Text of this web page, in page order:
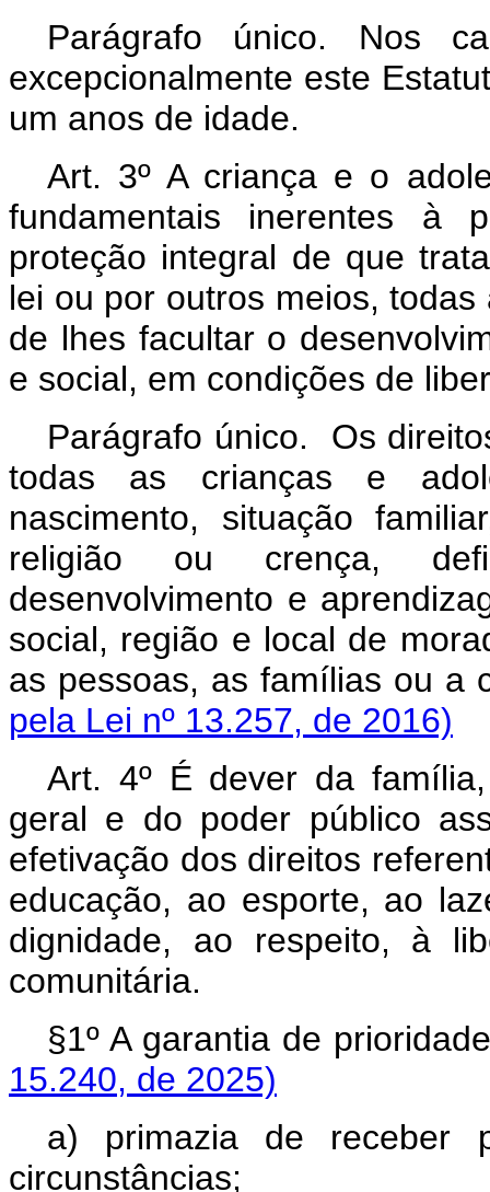
Parágrafo único. Nos
excepcionalmente este
um anos de idade.
Art. 3º A criança e o
fundamentais inerentes à
proteção integral de que
lei ou por outros meios,
de lhes facultar o
e social, em condições de
Parágrafo único. Os
todas as crianças e
nascimento, situação
religião ou crença,
desenvolvimento e
social, região e local de
as pessoas, as famílias ou a
pela Lei nº 13.257, de 2016)
Art. 4º É dever da
geral e do poder público
efetivação dos direitos
educação, ao esporte, ao
dignidade, ao respeito, à
comunitária.
§1º A garantia de
15.240, de 2025)
a) primazia de receber
circunstâncias;